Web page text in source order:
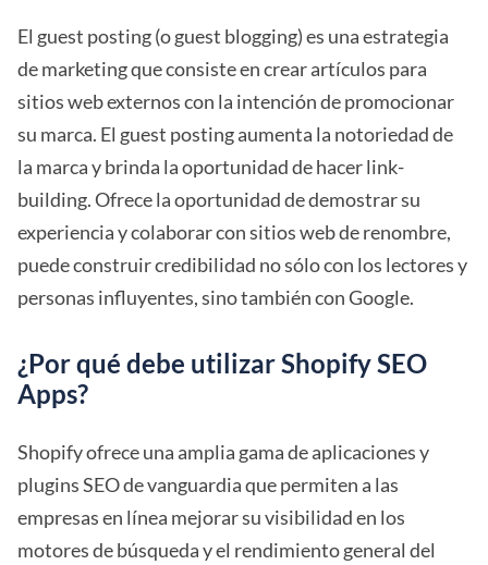
El guest posting (o guest blogging) es una estrategia
de marketing que consiste en crear artículos para
sitios web externos con la intención de promocionar
su marca. El guest posting aumenta la notoriedad de
la marca y brinda la oportunidad de hacer link-
building. Ofrece la oportunidad de demostrar su
experiencia y colaborar con sitios web de renombre,
puede construir credibilidad no sólo con los lectores y
personas influyentes, sino también con Google.
¿Por qué debe utilizar Shopify SEO
Apps?
Shopify ofrece una amplia gama de aplicaciones y
plugins SEO de vanguardia que permiten a las
empresas en línea mejorar su visibilidad en los
motores de búsqueda y el rendimiento general del